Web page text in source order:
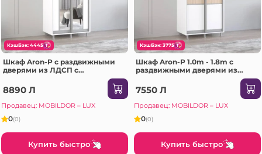
КэшБэк: 4445
Шкаф Aron-P с раздвижными
дверями из ЛДСП с
(180x60x210H см) Sonoma
8890 Л
Продавец: MOBILDOR – LUX
0(0)
Купить быстро
КэшБэк: 3775
Шкаф Aron-P 1.0m - 1.8m с
раздвижными дверями из
(130x60x200H см) Сонома
7550 Л
Продавец: MOBILDOR – LUX
0(0)
Купить быстро